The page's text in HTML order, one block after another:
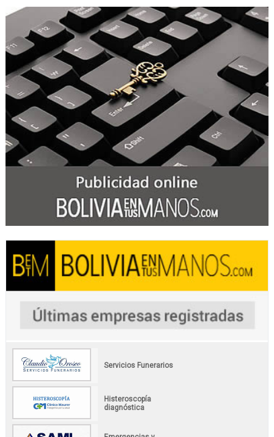
Servicios Funerarios
Histeroscopía
diagnóstica